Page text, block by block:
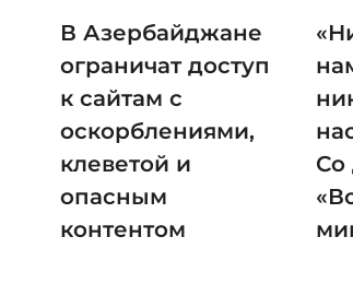
В Азербайджане
ограничат доступ
к сайтам с
оскорблениями,
клеветой и
опасным
контентом
Со